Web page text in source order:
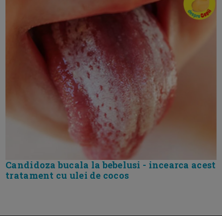
Candidoza bucala la bebelusi - incearca acest
tratament cu ulei de cocos